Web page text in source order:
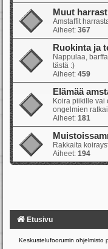
Muut
Amstaffit
Aiheet: 367
Ruokinta ja
Nappulaa,
tästä :)
Aiheet: 459
Elämää
Koira piikille vai
ongelmien
Aiheet: 181
Rakkaita
Aiheet: 194
Etusivu
Keskustelufoorumin ohjelmisto